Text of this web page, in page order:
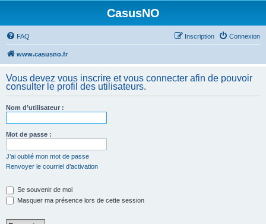
CasusNO
FAQ Connexion
Inscription
www.casusno.fr
Vous devez vous inscrire et vous connecter afin de pouvoir
consulter le profil des utilisateurs.
Nom d’utilisateur :
Mot de passe :
J’ai oublié mon mot de passe
Renvoyer le courriel d’activation
Se souvenir de moi
Masquer ma présence lors de cette session